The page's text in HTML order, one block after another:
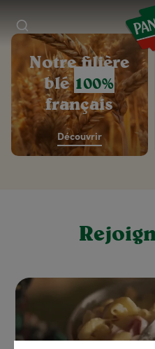
Notre filière
blé100%
français
Découvrir